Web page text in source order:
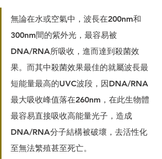
無論在⽔或空氣中，波長在200nm和
300nm間的紫外光，最容易被
DNA/RNA所吸收，進⽽達到殺菌效
果。⽽其中殺菌效果最佳的就屬波長最
短能量最⾼的UVC波段，因DNA/RNA
最⼤吸收峰值落在260nm，在此⽣物體
最容易直接吸收⾼能量光⼦，造成
DNA/RNA分⼦結構被破壞，去活性化
⾄無法繁殖甚⾄死亡。